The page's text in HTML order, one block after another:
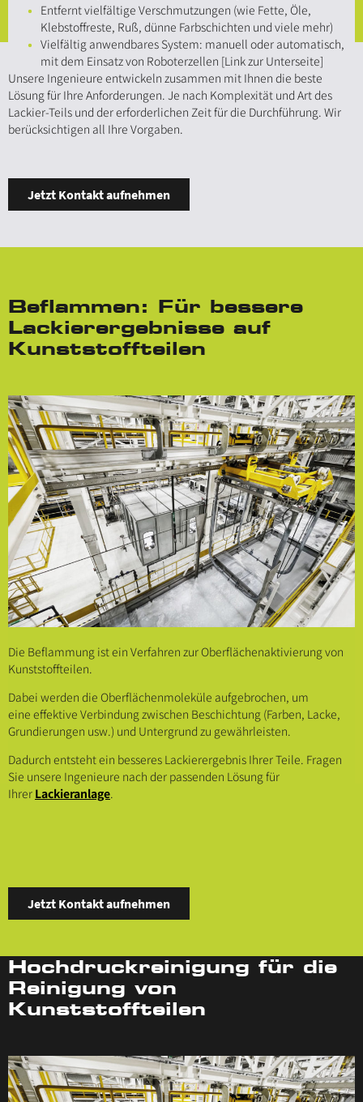
Entfernt vielfältige Verschmutzungen (wie Fette, Öle,
Klebstoffreste, Ruß, dünne Farbschichten und viele mehr)
Vielfältig anwendbares System: manuell oder automatisch,
mit dem Einsatz von Roboterzellen [Link zur Unterseite]
Unsere Ingenieure entwickeln zusammen mit Ihnen die beste
Lösung für Ihre Anforderungen. Je nach Komplexität und Art des
Lackier-Teils und der erforderlichen Zeit für die Durchführung. Wir
berücksichtigen all Ihre Vorgaben.
Jetzt Kontakt aufnehmen
Beflammen: Für bessere
Lackierergebnisse auf
Kunststoffteilen
Die Beflammung ist ein Verfahren zur Oberflächenaktivierung von
Kunststoffteilen.
Dabei werden die Oberflächenmoleküle aufgebrochen, um
eine effektive Verbindung zwischen Beschichtung (Farben, Lacke,
Grundierungen usw.) und Untergrund zu gewährleisten.
Dadurch entsteht ein besseres Lackierergebnis Ihrer Teile. Fragen
Sie unsere Ingenieure nach der passenden Lösung für
Ihrer Lackieranlage.
Jetzt Kontakt aufnehmen
Hochdruckreinigung für die
Reinigung von
Kunststoffteilen